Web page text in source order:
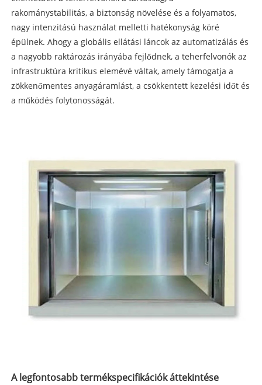
rakománystabilitás, a biztonság növelése és a folyamatos,
nagy intenzitású használat melletti hatékonyság köré
épülnek. Ahogy a globális ellátási láncok az automatizálás és
a nagyobb raktározás irányába fejlődnek, a teherfelvonók az
infrastruktúra kritikus elemévé váltak, amely támogatja a
zökkenőmentes anyagáramlást, a csökkentett kezelési időt és
a működés folytonosságát.
A legfontosabb termékspecifikációk áttekintése